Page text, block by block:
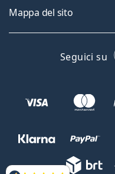
Mappa del sito
Seguici su